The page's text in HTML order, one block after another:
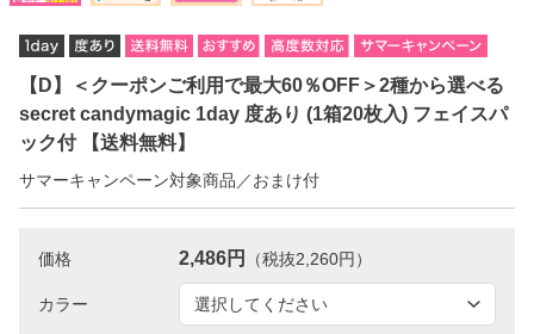
【D】＜クーポンご利用で最大60％OFF＞2種から選べる
secret candymagic 1day 度あり (1箱20枚入) フェイスパ
ック付 【送料無料】
サマーキャンペーン対象商品／おまけ付
価格 2,486円 （税抜2,260円）
カラー